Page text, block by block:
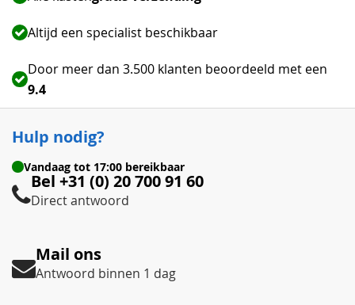
Altijd een specialist beschikbaar
Door meer dan 3.500 klanten beoordeeld met een
9.4
Hulp nodig?
Vandaag tot 17:00 bereikbaar
Bel +31 (0) 20 700 91 60
Direct antwoord
Mail ons
Antwoord binnen 1 dag